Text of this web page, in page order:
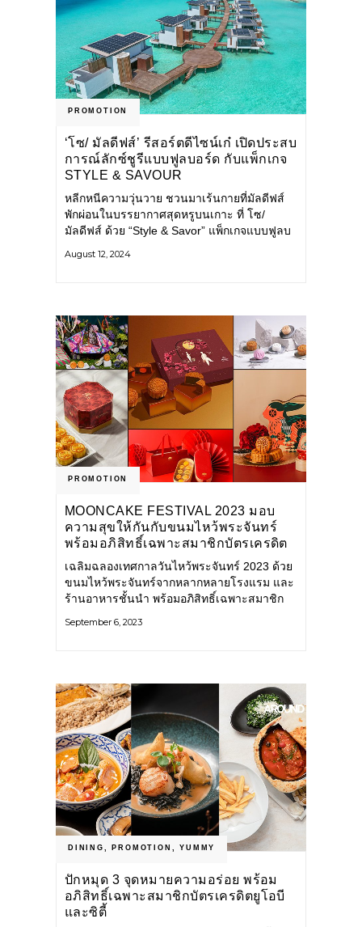
PROMOTION
‘โซ/ มัลดีฟส์’ รีสอร์ตดีไซน์เก๋ เปิดประสบ
การณ์ลักซ์ชูรีแบบฟูลบอร์ด กับแพ็กเกจ
STYLE & SAVOUR
หลีกหนีความวุ่นวาย ชวนมาเร้นกายที่มัลดีฟส์
พักผ่อนในบรรยากาศสุดหรูบนเกาะ ที่ โซ/
มัลดีฟส์ ด้วย “Style & Savor” แพ็กเกจแบบฟูลบ
August 12, 2024
PROMOTION
MOONCAKE FESTIVAL 2023 มอบ
ความสุขให้กันกับขนมไหว้พระจันทร์
พร้อมอภิสิทธิ์เฉพาะสมาชิกบัตรเครดิต
ซิตี้ และยูโอบี
เฉลิมฉลองเทศกาลวันไหว้พระจันทร์ 2023 ด้วย
ขนมไหว้พระจันทร์จากหลากหลายโรงแรม และ
ร้านอาหารชั้นนำ พร้อมอภิสิทธิ์เฉพาะสมาชิก
Bangkok 🥮 รับส่วนลด 5% สำหรับขนมไหว้
September 6, 2023
DINING PROMOTION ,YUMMY
ปักหมุด 3 จุดหมายความอร่อย พร้อม
อภิสิทธิ์เฉพาะสมาชิกบัตรเครดิตยูโอบี
และซิตี้